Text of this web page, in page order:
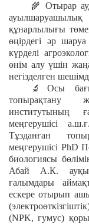
🌾 Отырар
құнарлылығы
өңірдегі әр
күрделі
өнім алу үшін
негізделген
🔬Осы
топырақтану
институтының
меңгерушісі
Тұзданған
меңгерушісі РһD
биологиясы
Абай А.К.
ғалымдары
ескере отырып
(NPK, гумус)